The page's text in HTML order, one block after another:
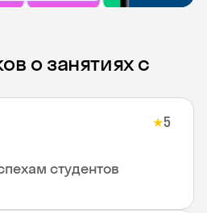
о занятиях с
★5
студентов